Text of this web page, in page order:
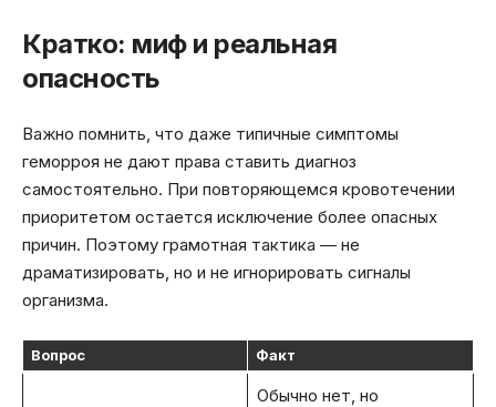
Кратко: миф и реальная
опасность
Важно помнить, что даже типичные симптомы
геморроя не дают права ставить диагноз
самостоятельно. При повторяющемся кровотечении
приоритетом остается исключение более опасных
причин. Поэтому грамотная тактика — не
драматизировать, но и не игнорировать сигналы
организма.
Вопрос Факт
Обычно нет, но